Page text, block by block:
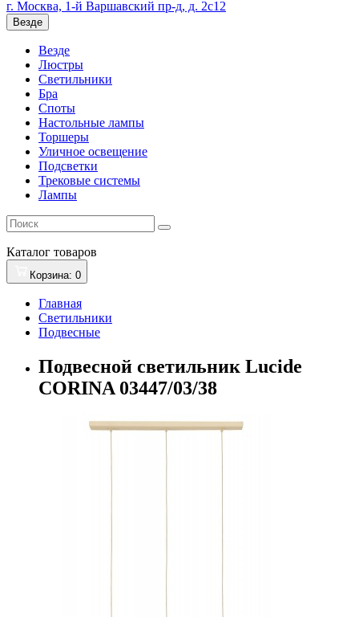
г. Москва, 1-й Варшавский пр-д, д. 2с12
Везде
Везде
Люстры
Светильники
Бра
Споты
Настольные лампы
Торшеры
Уличное освещение
Подсветки
Трековые системы
Лампы
Каталог товаров
Корзина: 0
Главная
Светильники
Подвесные
Подвесной светильник Lucide
CORINA 03447/03/38